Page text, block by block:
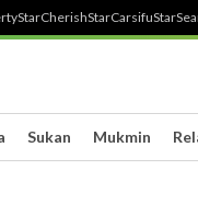
StarCherishStarCarsifu
Sukan Mukmin